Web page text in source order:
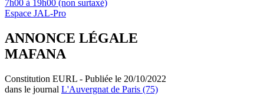
7h00 à 19h00 (non surtaxé)
Espace JAL-Pro
ANNONCE LÉGALE
MAFANA
Constitution EURL - Publiée le 20/10/2022
dans le journal L'Auvergnat de Paris (75)